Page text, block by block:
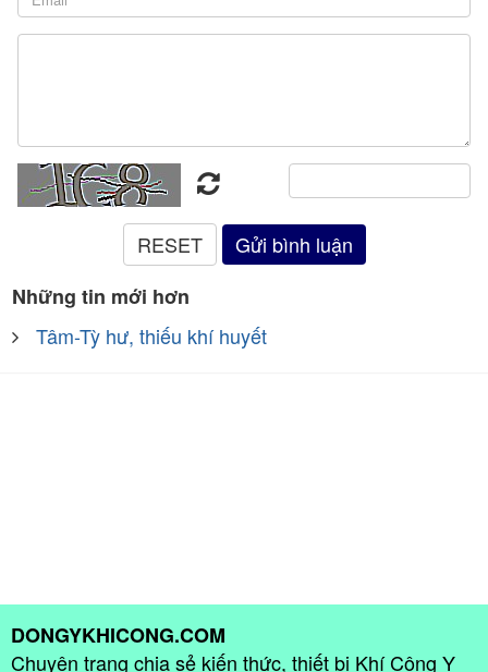
Những tin mới hơn
Tâm-Tỳ hư, thiếu khí huyết
DONGYKHICONG.COM
Chuyên trang chia sẻ kiến thức, thiết bị Khí Công Y